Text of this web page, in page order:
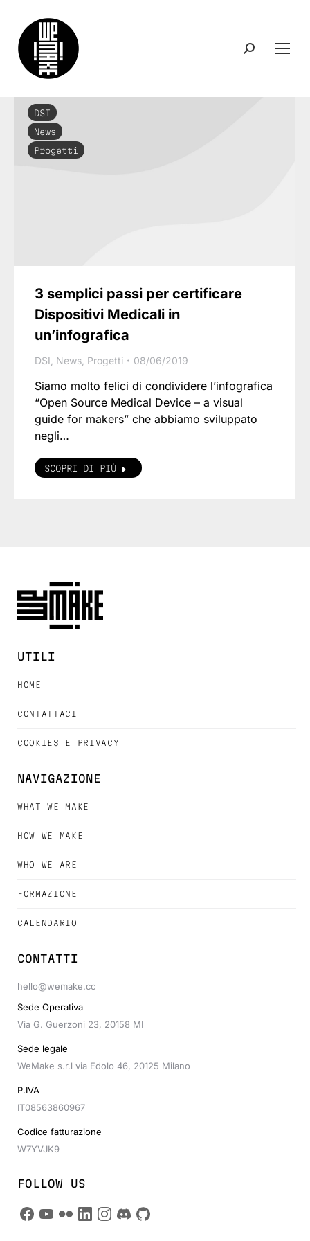
Search:
DSI
News
Progetti
3 semplici passi per certificare
Dispositivi Medicali in
un’infografica
DSI News Progetti 08/06/2019
Siamo molto felici di condividere l’infografica
“Open Source Medical Device – a visual
guide for makers” che abbiamo sviluppato
negli…
SCOPRI DI PIÙ
UTILI
HOME
CONTATTACI
COOKIES E PRIVACY
NAVIGAZIONE
WHAT WE MAKE
HOW WE MAKE
WHO WE ARE
FORMAZIONE
CALENDARIO
CONTATTI
hello@wemake.cc
Sede Operativa
Via G. Guerzoni 23, 20158 MI
Sede legale
WeMake s.r.l via Edolo 46, 20125 Milano
P.IVA
IT08563860967
Codice fatturazione
W7YVJK9
FOLLOW US